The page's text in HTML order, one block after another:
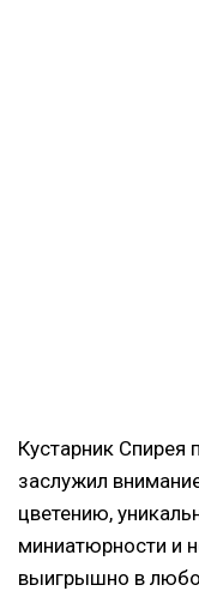
Кустарник
заслужил
цветению,
миниатюрности и
выигрышно в